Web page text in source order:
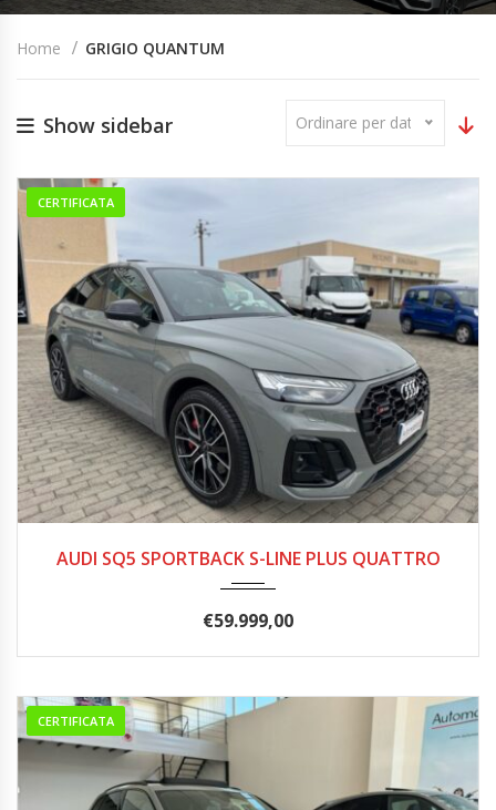
Home GRIGIO QUANTUM
Show sidebar Ordinare per data
CERTIFICATA
AUDI SQ5 SPORTBACK S-LINE PLUS QUATTRO
€59.999,00
CERTIFICATA